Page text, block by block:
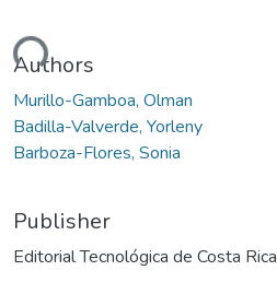
Authors
Murillo-Gamboa, Olman
Badilla-Valverde, Yorleny
Barboza-Flores, Sonia
Publisher
Editorial Tecnológica de Costa Rica